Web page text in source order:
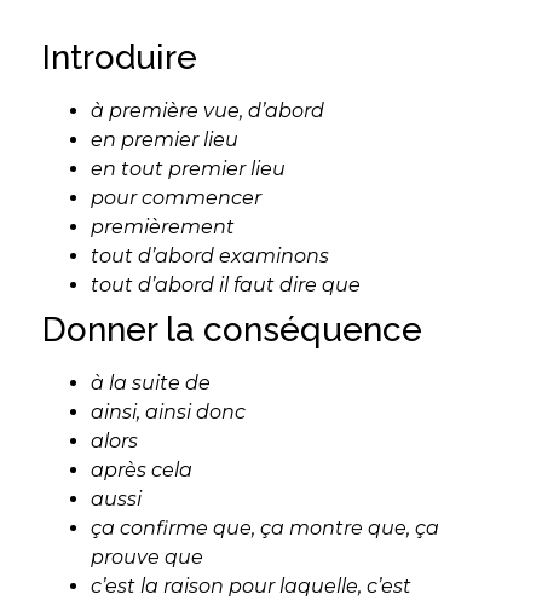
Introduire
à première vue, d’abord
en premier lieu
en tout premier lieu
pour commencer
premièrement
tout d’abord examinons
tout d’abord il faut dire que
Donner la conséquence
à la suite de
ainsi, ainsi donc
alors
après cela
aussi
ça confirme que, ça montre que, ça
prouve que
c’est la raison pour laquelle, c’est